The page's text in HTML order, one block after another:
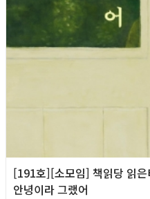
[191호][소모임] 책읽당 읽
안녕이라 그랬어